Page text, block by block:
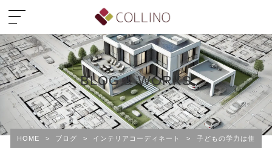
BLOG & WORKS
HOME > ブログ > インテリアコーディネート > 子どもの学力は住ま